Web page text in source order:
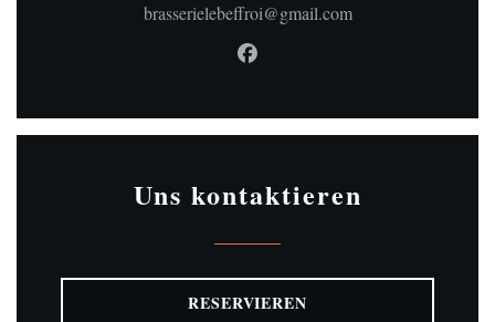
brasserielebeffroi@gmail.com
Facebook ((öffnet ein neues
Uns kontaktieren
RESERVIEREN